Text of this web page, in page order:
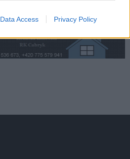
Data Access Privacy Policy